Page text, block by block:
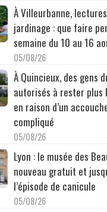
À Villeurbanne,
jardinage : que faire
semaine du 10 au 16
05/08/26
À Quincieux, des gens
autorisés à rester plus
en raison d’un
compliqué
05/08/26
Lyon : le musée des
nouveau gratuit et
l’épisode de canicule
05/08/26